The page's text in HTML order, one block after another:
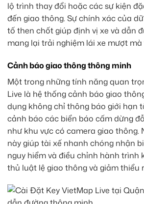
lộ trình thay đổi hoặc các sự kiện
đến giao thông. Sự chính xác của
tố then chốt giúp định vị xe và dẫn
mang lại trải nghiệm lái xe mượt
Cảnh báo giao thông thông minh
Một trong những tính năng quan
Live là hệ thống cảnh báo giao
dụng không chỉ thông báo giới hạn
cảnh báo các biển báo cấm dừng
như khu vực có camera giao thông.
này giúp tài xế nhanh chóng nhận
nguy hiểm và điều chỉnh hành trình
thủ luật lệ giao thông và giảm thiểu